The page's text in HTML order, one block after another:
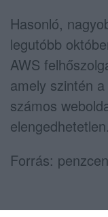
Hasonló,
legutóbb
AWS
amely szintén
számos
elengedhetetlen.
Forrás: